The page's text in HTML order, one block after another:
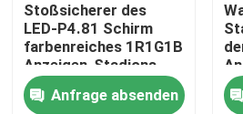
Heim
Stoßsicherer des
LED-P4.81 Schirm
farbenreiches 1R1G1B
Anzeigen-Stadions-
LED
Anfrage absenden